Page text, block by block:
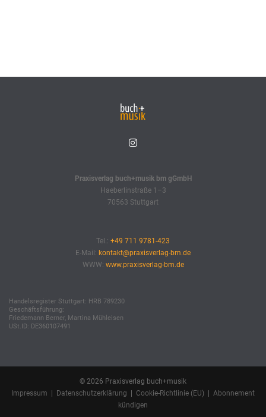
Praxisverlag buch+musik bm gGmbH
Haeberlinstraße 1–3
70563 Stuttgart
Tel.: +49 711 9781-423
E-Mail: kontakt@praxisverlag-bm.de
WWW: www.praxisverlag-bm.de
Handelsregister Stuttgart: HRB 789230
Geschäftsführung:
Friedemann Berner, Martina Mühleisen
USt.ID: DE360107491
© 2026 Praxisverlag buch+musik
Impressum
Datenschutzerklärung Cookie-Richtlinie (EU)
Abonnement
kündigen